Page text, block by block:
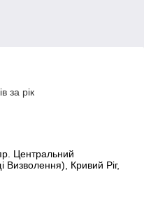
за рік
Центральний
Кривий Ріг,